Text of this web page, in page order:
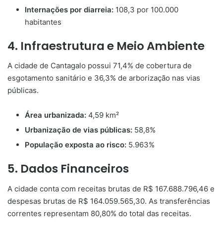
Internações por diarreia: 108,3 por 100.000
habitantes
4. Infraestrutura e Meio Ambiente
A cidade de Cantagalo possui 71,4% de cobertura de
esgotamento sanitário e 36,3% de arborização nas vias
públicas.
Área urbanizada: 4,59 km²
Urbanização de vias públicas: 58,8%
População exposta ao risco: 5.963%
5. Dados Financeiros
A cidade conta com receitas brutas de R$ 167.688.796,46 e
despesas brutas de R$ 164.059.565,30. As transferências
correntes representam 80,80% do total das receitas.